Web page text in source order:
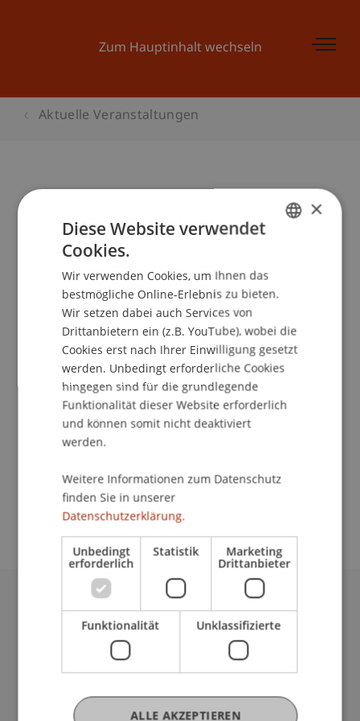
Zum Hauptinhalt wechseln
Aktuelle Veranstaltungen
Preisverleihung Businessplan
Wettbewerb
School/Professur:
An-Institut KMU Zentrum
Die erste Phase des Businessplan-Wettbewerbs
wird mit der Preisverleihung abgeschlossen. Die
JungunternehmerInnen mit innovativen
Geschäftsideen kennen zu lernen.
Veranstaltungsdetails
Universität Liechtenstein
Fürst-Franz-Josef-Strasse
Liechtenstein
info@uni.li
×
Diese Website verwendet
Cookies.
Wir verwenden Cookies, um Ihnen das
bestmögliche Online-Erlebnis zu bieten.
Wir setzen dabei auch Services von
Drittanbietern ein (z.B. YouTube), wobei die
Cookies erst nach Ihrer Einwilligung gesetzt
werden. Unbedingt erforderliche Cookies
hingegen sind für die grundlegende
Funktionalität dieser Website erforderlich
und können somit nicht deaktiviert
werden.
Weitere Informationen zum Datenschutz
finden Sie in unserer
Datenschutzerklärung.
Unbedingt
erforderlich
Statistik Marketing
Drittanbieter
Funktionalität Unklassifizierte
ALLE AKZEPTIEREN